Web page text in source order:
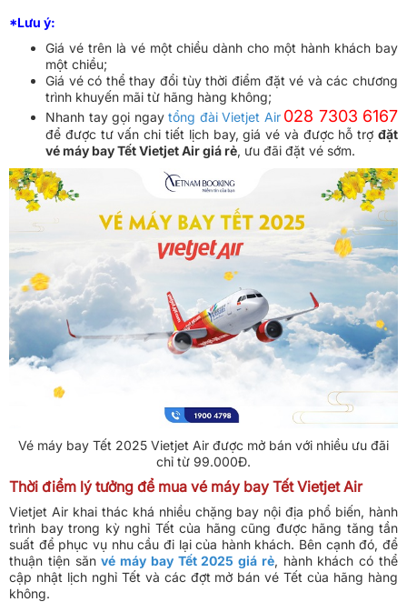
*Lưu ý:
Giá vé trên là vé một chiều dành cho một hành khách bay
một chiều;
Giá vé có thể thay đổi tùy thời điểm đặt vé và các chương
trình khuyến mãi từ hãng hàng không;
Nhanh tay gọi ngay tổng đài Vietjet Air 028 7303 6167
để được tư vấn chi tiết lịch bay, giá vé và được hỗ trợ đặt
vé máy bay Tết Vietjet Air giá rẻ, ưu đãi đặt vé sớm.
Vé máy bay Tết 2025 Vietjet Air được mở bán với nhiều ưu đãi
chỉ từ 99.000Đ.
Thời điểm lý tưởng để mua vé máy bay Tết Vietjet Air
Vietjet Air khai thác khá nhiều chặng bay nội địa phổ biến, hành
trình bay trong kỳ nghỉ Tết của hãng cũng được hãng tăng tần
suất để phục vụ nhu cầu đi lại của hành khách. Bên cạnh đó, để
thuận tiện sănvé máy bay Tết 2025 giá rẻ, hành khách có thể
cập nhật lịch nghỉ Tết và các đợt mở bán vé Tết của hãng hàng
không.